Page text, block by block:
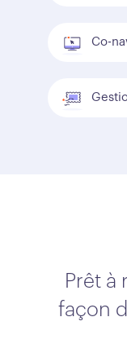
Co-
Prêt à
façon